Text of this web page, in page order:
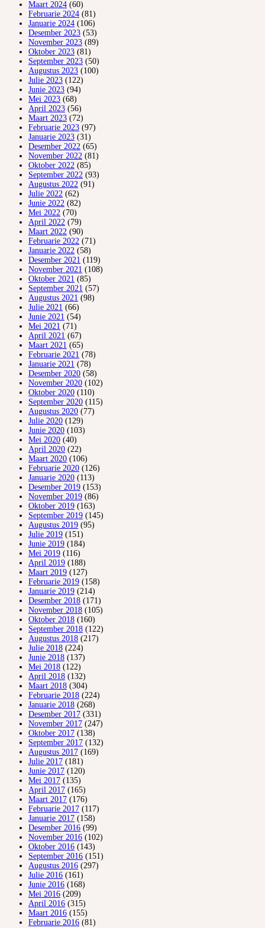
Maart 2024 (60)
Februarie 2024 (81)
Januarie 2024 (106)
Desember 2023 (53)
November 2023 (89)
Oktober 2023 (81)
September 2023 (50)
Augustus 2023 (100)
Julie 2023 (122)
Junie 2023 (94)
Mei 2023 (68)
April 2023 (56)
Maart 2023 (72)
Februarie 2023 (97)
Januarie 2023 (31)
Desember 2022 (65)
November 2022 (81)
Oktober 2022 (85)
September 2022 (93)
Augustus 2022 (91)
Julie 2022 (62)
Junie 2022 (82)
Mei 2022 (70)
April 2022 (79)
Maart 2022 (90)
Februarie 2022 (71)
Januarie 2022 (58)
Desember 2021 (119)
November 2021 (108)
Oktober 2021 (85)
September 2021 (57)
Augustus 2021 (98)
Julie 2021 (66)
Junie 2021 (54)
Mei 2021 (71)
April 2021 (67)
Maart 2021 (65)
Februarie 2021 (78)
Januarie 2021 (78)
Desember 2020 (58)
November 2020 (102)
Oktober 2020 (110)
September 2020 (115)
Augustus 2020 (77)
Julie 2020 (129)
Junie 2020 (103)
Mei 2020 (40)
April 2020 (22)
Maart 2020 (106)
Februarie 2020 (126)
Januarie 2020 (113)
Desember 2019 (153)
November 2019 (86)
Oktober 2019 (163)
September 2019 (145)
Augustus 2019 (95)
Julie 2019 (151)
Junie 2019 (184)
Mei 2019 (116)
April 2019 (188)
Maart 2019 (127)
Februarie 2019 (158)
Januarie 2019 (214)
Desember 2018 (171)
November 2018 (105)
Oktober 2018 (160)
September 2018 (122)
Augustus 2018 (217)
Julie 2018 (224)
Junie 2018 (137)
Mei 2018 (122)
April 2018 (132)
Maart 2018 (304)
Februarie 2018 (224)
Januarie 2018 (268)
Desember 2017 (331)
November 2017 (247)
Oktober 2017 (138)
September 2017 (132)
Augustus 2017 (169)
Julie 2017 (181)
Junie 2017 (120)
Mei 2017 (135)
April 2017 (165)
Maart 2017 (176)
Februarie 2017 (117)
Januarie 2017 (158)
Desember 2016 (99)
November 2016 (102)
Oktober 2016 (143)
September 2016 (151)
Augustus 2016 (297)
Julie 2016 (161)
Junie 2016 (168)
Mei 2016 (209)
April 2016 (315)
Maart 2016 (155)
Februarie 2016 (81)